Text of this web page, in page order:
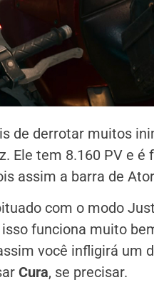
de derrotar muitos
Ele tem 8.160 PV e é
assim a barra de
com o modo
funciona muito
você infligirá um
Cura, se precisar.